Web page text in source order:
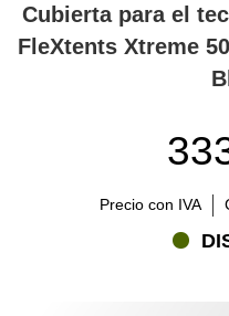
Cubierta para el
FleXtents Xtreme
Precio con IVA